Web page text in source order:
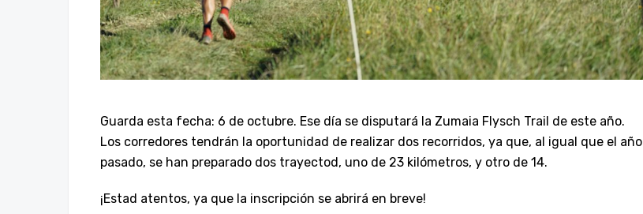
Guarda esta fecha: 6 de octubre. Ese día se disputará la Zumaia Flysch Trail de este año.
Los corredores tendrán la oportunidad de realizar dos recorridos, ya que, al igual que el año
pasado, se han preparado dos trayectod, uno de 23 kilómetros, y otro de 14.
¡Estad atentos, ya que la inscripción se abrirá en breve!